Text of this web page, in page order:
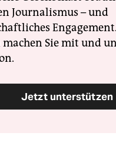
Journalismus – und
machen Sie mit und
Jetzt unterstützen